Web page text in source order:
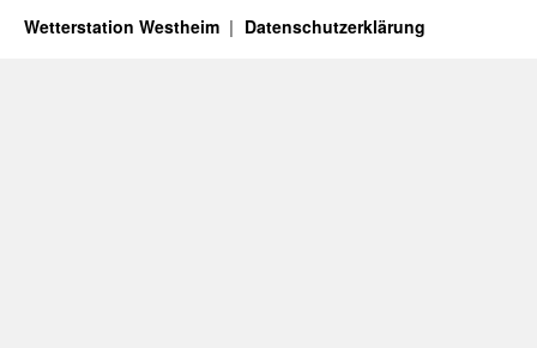
Wetterstation Westheim Datenschutzerklärung